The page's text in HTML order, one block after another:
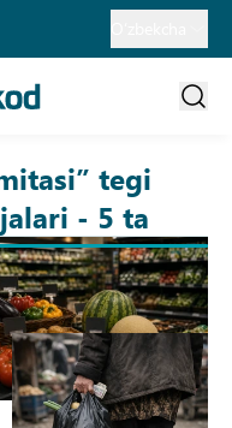
tegi
- 5 ta